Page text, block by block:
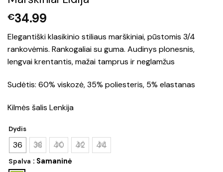
€34.99
Elegantiški klasikinio stiliaus marškiniai, pūstomis 3/4
rankovėmis. Rankogaliai su guma. Audinys plonesnis,
lengvai krentantis, mažai tamprus ir neglamžus
Sudėtis: 60% viskozė, 35% poliesteris, 5% elastanas
Kilmės šalis Lenkija
Dydis
36 38 40 42 44
Spalva : Samaninė